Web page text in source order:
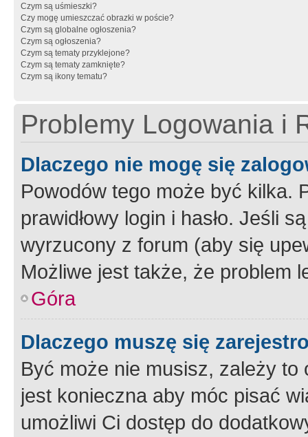
Czym są uśmieszki?
Czy mogę umieszczać obrazki w poście?
Czym są globalne ogłoszenia?
Czym są ogłoszenia?
Czym są tematy przyklejone?
Czym są tematy zamknięte?
Czym są ikony tematu?
Problemy Logowania i
Dlaczego nie mogę się
Powodów tego może być kilka.
prawidłowy login i hasło. Jeśli
wyrzucony z forum (aby się
Możliwe jest także, że problem
Góra
Dlaczego muszę się
Być może nie musisz, zależy
jest konieczna aby móc pisać
umożliwi Ci dostęp do